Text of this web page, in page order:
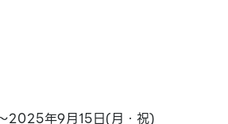
年9月15日(月・祝)